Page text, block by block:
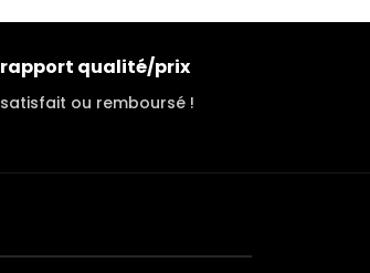
rapport qualité/prix
satisfait ou remboursé !